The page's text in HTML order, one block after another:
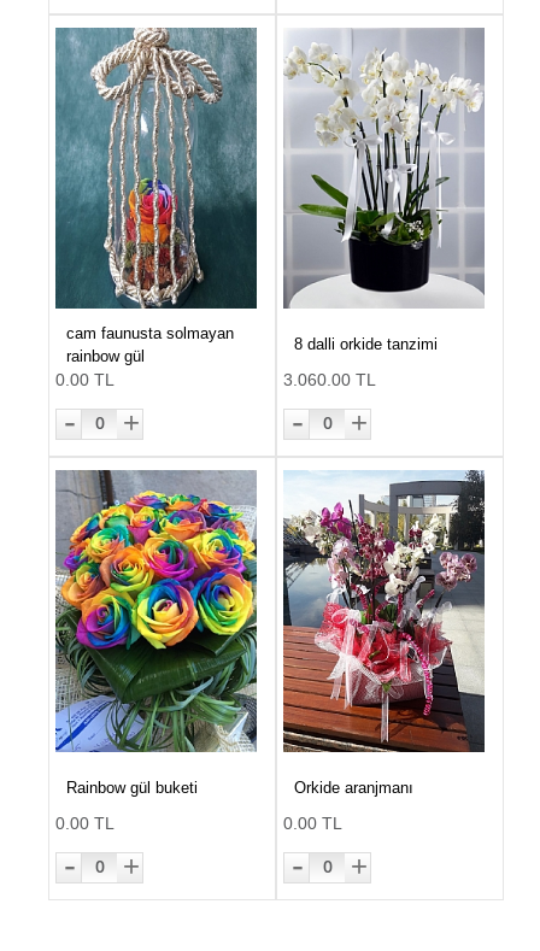
cam faunusta solmayan
rainbow gül
0.00 TL
- 0 +
8 dalli orkide tanzimi
3.060.00 TL
- 0 +
Rainbow gül buketi
0.00 TL
- 0 +
Orkide aranjmanı
0.00 TL
- 0 +